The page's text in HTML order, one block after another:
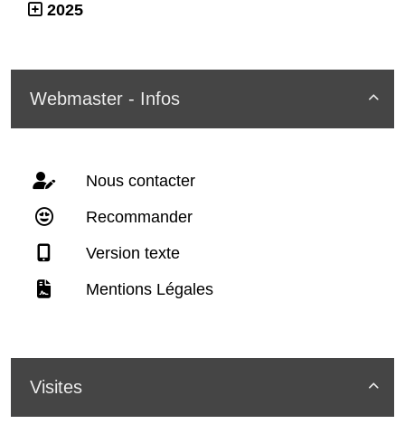
2025

Webmaster - Infos
Nous contacter
Recommander
Version texte
Mentions Légales

Visites